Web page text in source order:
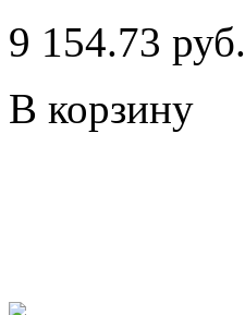
9 154.73 руб.
В корзину